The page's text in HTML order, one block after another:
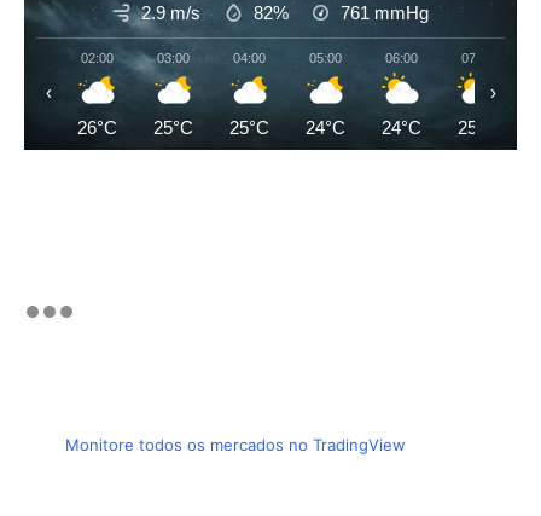
2.9 m/s 82% 761 mmHg
02:00
26°C
03:00
25°C
04:00
25°C
05:00
24°C
06:00
24°C
07:00
25°C
‹ ›
Monitore todos os mercados no TradingView